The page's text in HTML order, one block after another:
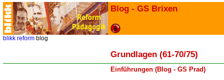
Blog - GS Brixen
blikk reform blog
Grundlagen (61-70/75)
Einführungen (Blog - GS Prad)